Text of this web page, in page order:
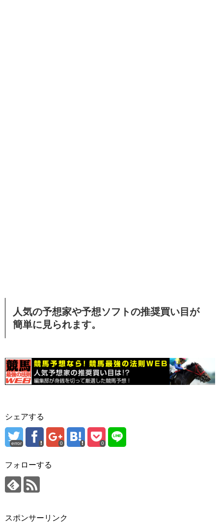
人気の予想家や予想ソフトの推奨買い目が
簡単に見られます。
シェアする
error 0 0
フォローする
スポンサーリンク